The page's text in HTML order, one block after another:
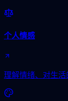
个人情感
理解情绪、对生活